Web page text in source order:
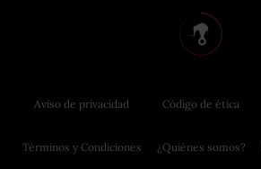
Aviso de privacidad
Términos y Condiciones
Código de ética
¿Quiénes somos?